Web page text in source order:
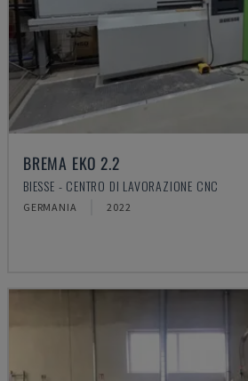
BREMA EKO 2.2
BIESSE - CENTRO DI LAVORAZIONE CNC
GERMANIA 2022